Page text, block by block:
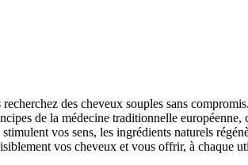
des cheveux souples sans
de la médecine traditionnelle européenne,
vos sens, les ingrédients naturels
vos cheveux et vous offrir, à chaque